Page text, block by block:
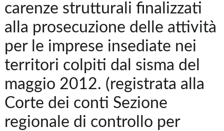
carenze strutturali finalizzati
alla prosecuzione delle attività
per le imprese insediate nei
territori colpiti dal sisma del
maggio 2012. (registrata alla
Corte dei conti Sezione
regionale di controllo per